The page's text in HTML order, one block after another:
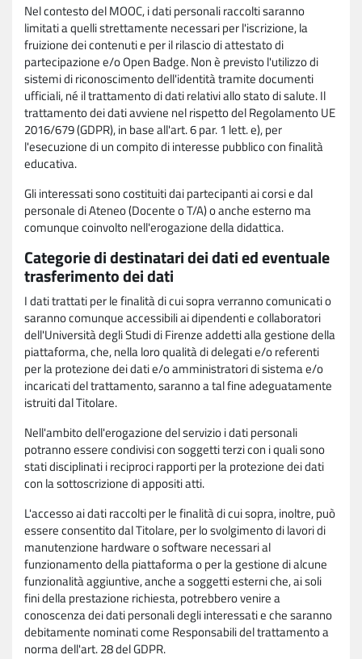
Nel contesto del MOOC, i dati personali raccolti saranno
limitati a quelli strettamente necessari per l'iscrizione, la
fruizione dei contenuti e per il rilascio di attestato di
partecipazione e/o Open Badge. Non è previsto l'utilizzo di
sistemi di riconoscimento dell'identità tramite documenti
ufficiali, né il trattamento di dati relativi allo stato di salute. Il
trattamento dei dati avviene nel rispetto del Regolamento UE
2016/679 (GDPR), in base all'art. 6 par. 1 lett. e), per
l'esecuzione di un compito di interesse pubblico con finalità
educativa.
Gli interessati sono costituiti dai partecipanti ai corsi e dal
personale di Ateneo (Docente o T/A) o anche esterno ma
comunque coinvolto nell'erogazione della didattica.
Categorie di destinatari dei dati ed eventuale
trasferimento dei dati
I dati trattati per le finalità di cui sopra verranno comunicati o
saranno comunque accessibili ai dipendenti e collaboratori
dell'Università degli Studi di Firenze addetti alla gestione della
piattaforma, che, nella loro qualità di delegati e/o referenti
per la protezione dei dati e/o amministratori di sistema e/o
incaricati del trattamento, saranno a tal fine adeguatamente
istruiti dal Titolare.
Nell'ambito dell'erogazione del servizio i dati personali
potranno essere condivisi con soggetti terzi con i quali sono
stati disciplinati i reciproci rapporti per la protezione dei dati
con la sottoscrizione di appositi atti.
L'accesso ai dati raccolti per le finalità di cui sopra, inoltre, può
essere consentito dal Titolare, per lo svolgimento di lavori di
manutenzione hardware o software necessari al
funzionamento della piattaforma o per la gestione di alcune
funzionalità aggiuntive, anche a soggetti esterni che, ai soli
fini della prestazione richiesta, potrebbero venire a
conoscenza dei dati personali degli interessati e che saranno
debitamente nominati come Responsabili del trattamento a
norma dell'art. 28 del GDPR.